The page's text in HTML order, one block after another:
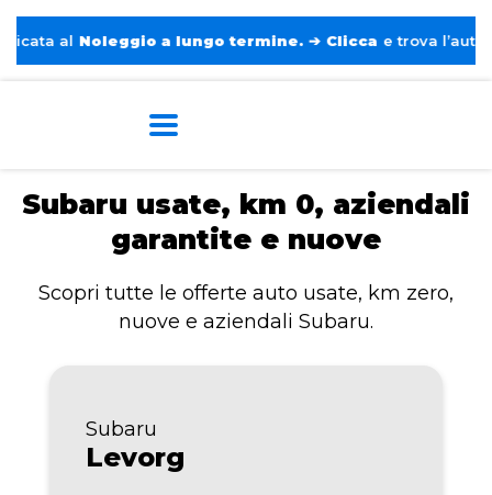
al Noleggio a lungo termine. ➔ Clicca e trova l’auto
Subaru usate, km 0, aziendali
garantite e nuove
Scopri tutte le offerte auto usate, km zero,
nuove e aziendali Subaru.
Subaru
Levorg